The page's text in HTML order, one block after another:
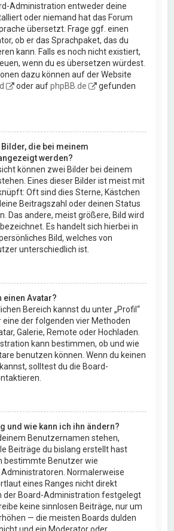
Administration entweder deine
oder niemand hat das Forum
übersetzt. Frage ggf. einen
ob er das Sprachpaket, das du
kann. Falls es noch nicht existiert,
wenn du es übersetzen würdest.
dazu können auf der Website
oder aufphpBB.de
gefunden
die bei meinem
werden?
können zwei Bilder bei deinem
Eines dieser Bilder ist meist mit
Oft sind dies Sterne, Kästchen
Beitragszahl oder deinen Status
Das andere, meist größere, Bild wird
Es handelt sich hierbei in
Bild, welches von
unterschiedlich ist.
einen Avatar?
Bereich kannst du unter „Profil“
eine der folgenden vier Methoden
Galerie, Remote oder Hochladen.
kann bestimmen, ob und wie
benutzen können. Wenn du keinen
solltest du die Board-
und wie kann ich ihn ändern?
Benutzernamen stehen,
Beiträge du bislang erstellt hast
bestimmte Benutzer wie
Normalerweise
eines Ranges nicht direkt
der Board-Administration festgelegt
keine sinnlosen Beiträge, nur um
— die meisten Boards dulden
und ein Moderator oder